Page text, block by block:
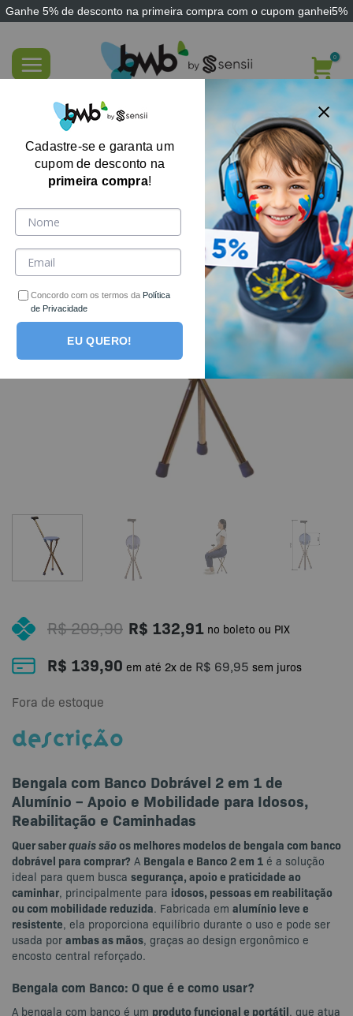
Ganhe 5% de desconto na primeira compra com o cupom ganhei5%
content
Bengala com Banco Dobrável em
Alumínio para Idosos
-33%
R$209,90 R$ 132,91 no boleto ou PIX
R$ 139,90 em até 2x de R$ 69,95 sem juros
Fora de estoque
DESCRIÇÃO
Bengala com Banco Dobrável 2 em 1 de
Alumínio – Apoio e Mobilidade para Idosos,
Reabilitação e Caminhadas
Quer saberquais sãoos melhores modelos de bengala com banco
dobrável para comprar? A Bengala e Banco 2 em 1 é a solução
ideal para quem busca segurança, apoio e praticidade ao
caminhar, principalmente para idosos, pessoas em reabilitação
ou com mobilidade reduzida. Fabricada em alumínio leve e
resistente, ela proporciona equilíbrio durante o uso e pode ser
usada por ambas as mãos, graças ao design ergonômico e
encosto central reforçado.
Bengala com Banco: O que é e como usar?
A bengala com banco é um produto funcional e portátil, que atua
Cadastre-se e garanta um
cupom de desconto na
primeira compra!
Concordo com os termos da Política
de Privacidade
EU QUERO!